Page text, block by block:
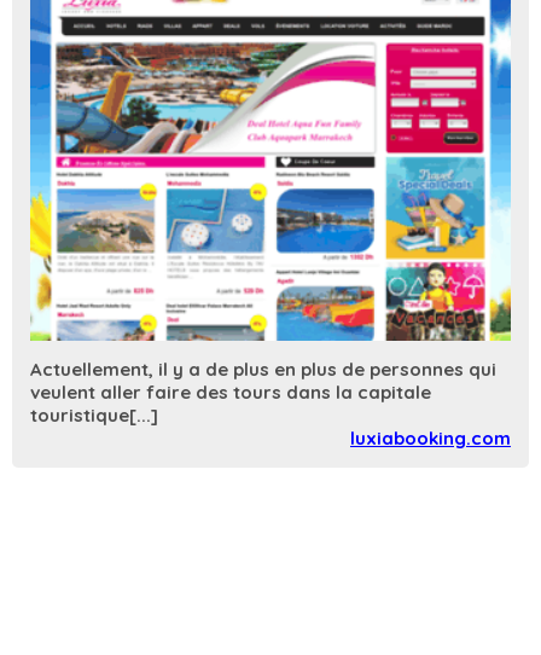
Actuellement, il y a de plus en plus de personnes qui
veulent aller faire des tours dans la capitale
touristique[...]
luxiabooking.com